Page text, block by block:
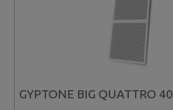
GYPTONE BIG QUATTRO 40